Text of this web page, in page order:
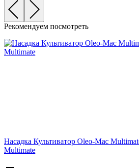
Рекомендуем посмотреть
Насадка Культиватор Oleo-Mac
Multimate